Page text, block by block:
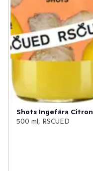
Shots Ingefära Citron
500 ml, RSCUED